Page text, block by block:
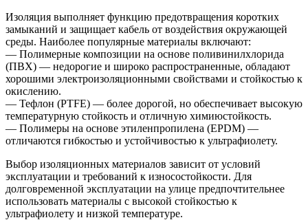
Изоляция выполняет функцию предотвращения коротких
замыканий и защищает кабель от воздействия окружающей
среды. Наиболее популярные материалы включают:
— Полимерные композиции на основе поливинилхлорида
(ПВХ) — недорогие и широко распространенные, обладают
хорошими электроизоляционными свойствами и стойкостью к
окислению.
— Тефлон (PTFE) — более дорогой, но обеспечивает высокую
температурную стойкость и отличную химиюстойкость.
— Полимеры на основе этиленпропилена (EPDM) —
отличаются гибкостью и устойчивостью к ультрафиолету.
Выбор изоляционных материалов зависит от условий
эксплуатации и требований к износостойкости. Для
долговременной эксплуатации на улице предпочтительнее
использовать материалы с высокой стойкостью к
ультрафиолету и низкой температуре.